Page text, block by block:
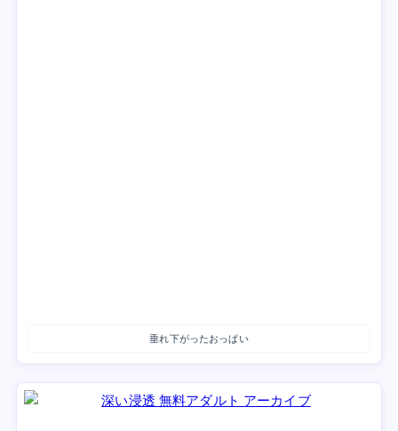
垂れ下がったおっぱい